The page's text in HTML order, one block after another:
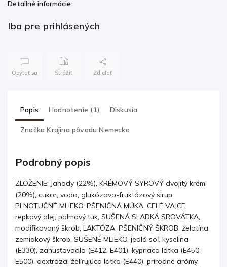
Detailné informácie
Iba pre prihlásených
Opýtať sa Strážiť Zdieľať
Popis Hodnotenie (1) Diskusia
Značka Krajina pôvodu Nemecko
Podrobný popis
ZLOŽENIE: Jahody (22%), KRÉMOVÝ SYROVÝ dvojitý krém
(20%), cukor, voda, glukózovo-fruktózový sirup,
PLNOTUČNÉ MLIEKO, PŠENIČNÁ MÚKA, CELÉ VAJCE,
repkový olej, palmový tuk, SUŠENÁ SLADKÁ SROVÁTKA,
modifikovaný škrob, LAKTÓZA, PŠENIČNÝ ŠKROB, želatína,
zemiakový škrob, SUŠENÉ MLIEKO, jedlá soľ, kyselina
(E330), zahusťovadlo (E412, E401), kypriaca látka (E450,
E500), dextróza, želírujúca látka (E440), prírodné arómy,